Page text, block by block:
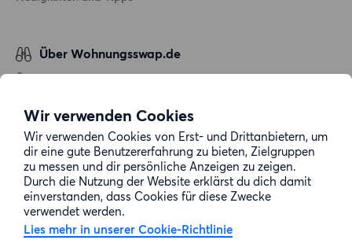
Wir verwenden Cookies
Wir verwenden Cookies von Erst- und Drittanbietern, um
dir eine gute Benutzererfahrung zu bieten, Zielgruppen
zu messen und dir persönliche Anzeigen zu zeigen.
Durch die Nutzung der Website erklärst du dich damit
einverstanden, dass Cookies für diese Zwecke
verwendet werden.
Lies mehr in unserer Cookie-Richtlinie
Über Wohnungsswap.de
Über uns
Datenschutz
Cookie-Richtlinie
Sitemap